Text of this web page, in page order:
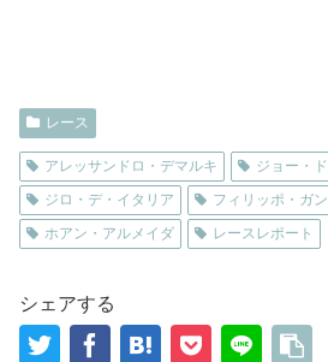
レース
アレッサンドロ・デマルキ
ジョー・
ジロ・デ・イタリア
フィリッポ・ガ
ホアン・アルメイダ
レースレポート
シェアする